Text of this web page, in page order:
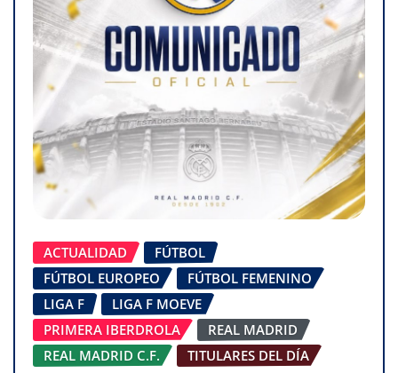
ACTUALIDAD
FÚTBOL
FÚTBOL EUROPEO
FÚTBOL FEMENINO
LIGA F
LIGA F MOEVE
PRIMERA IBERDROLA
REAL MADRID
REAL MADRID C.F.
TITULARES DEL DÍA